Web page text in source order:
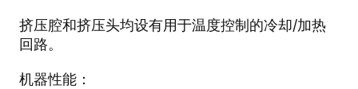
挤压腔和挤压头均设有用于温度控制的冷却/加热
回路。
机器性能：